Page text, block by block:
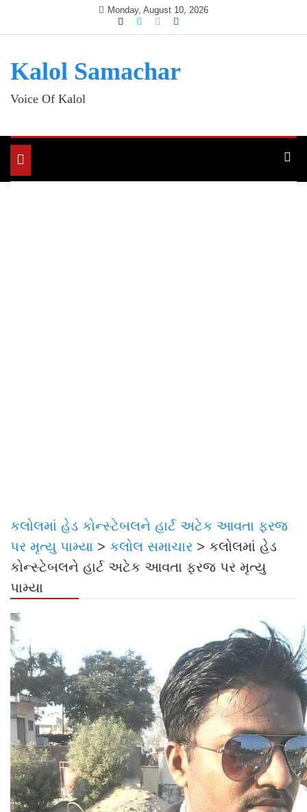
Monday, August 10, 2026
Kalol Samachar
Voice Of Kalol
Toggle
navigation
કલોલમાં હેડ કોન્સ્ટેબલને હાર્ટ અટેક આવતા ફરજ
પર મૃત્યુ પામ્યા > કલોલ સમાચાર > કલોલમાં હેડ
કોન્સ્ટેબલને હાર્ટ અટેક આવતા ફરજ પર મૃત્યુ
પામ્યા